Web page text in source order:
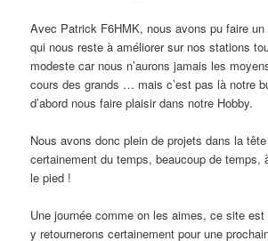
Avec Patrick F6HMK, nous avons pu faire
qui nous reste à améliorer sur nos stations
modeste car nous n’aurons jamais les
cours des grands … mais c’est pas là notre
d’abord nous faire plaisir dans notre Hobby.
Nous avons donc plein de projets dans la
certainement du temps, beaucoup de temps,
le pied !
Une journée comme on les aimes, ce site
y retournerons certainement pour une